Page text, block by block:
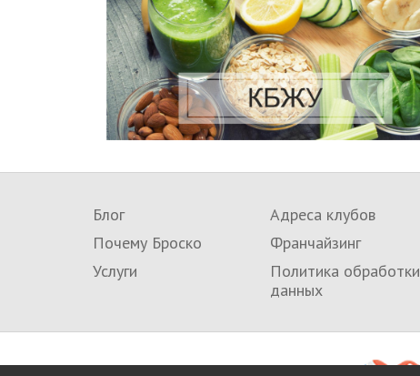
Блог
Почему Броско
Услуги
Адреса клубов
Франчайзинг
Политика обработки
данных